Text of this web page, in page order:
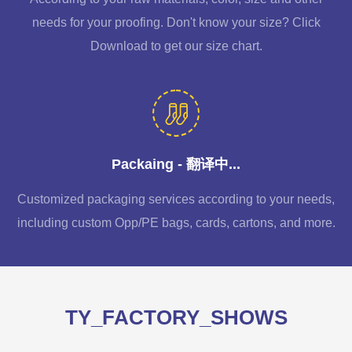
needs for your proofing. Don't know your size? Click
Download to get our size chart.
Packaing - 翻译中...
Customized packaging services according to your needs,
including custom Opp/PE bags, cards, cartons, and more.
TY_FACTORY_SHOWS